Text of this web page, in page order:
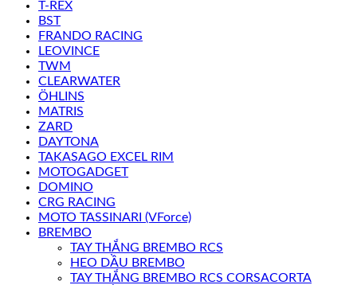
T-REX
BST
FRANDO RACING
LEOVINCE
TWM
CLEARWATER
ÖHLINS
MATRIS
ZARD
DAYTONA
TAKASAGO EXCEL RIM
MOTOGADGET
DOMINO
CRG RACING
MOTO TASSINARI (VForce)
BREMBO
TAY THẮNG BREMBO RCS
HEO DẦU BREMBO
TAY THẮNG BREMBO RCS CORSACORTA